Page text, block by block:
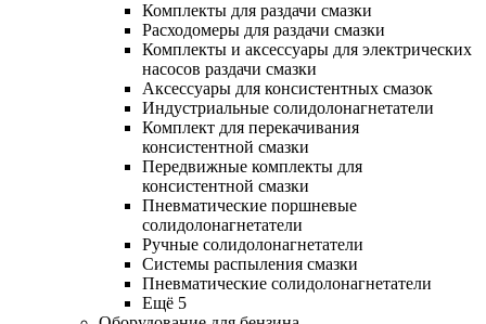
Комплекты для раздачи смазки
Расходомеры для раздачи смазки
Комплекты и аксессуары для электрических
насосов раздачи смазки
Аксессуары для консистентных смазок
Индустриальные солидолонагнетатели
Комплект для перекачивания
консистентной смазки
Передвижные комплекты для
консистентной смазки
Пневматические поршневые
солидолонагнетатели
Ручные солидолонагнетатели
Системы распыления смазки
Пневматические солидолонагнетатели
Ещё 5